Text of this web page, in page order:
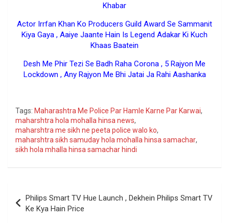
Khabar
Actor Irrfan Khan Ko Producers Guild Award Se Sammanit
Kiya Gaya , Aaiye Jaante Hain Is Legend Adakar Ki Kuch
Khaas Baatein
Desh Me Phir Tezi Se Badh Raha Corona , 5 Rajyon Me
Lockdown , Any Rajyon Me Bhi Jatai Ja Rahi Aashanka
Tags: Maharashtra Me Police Par Hamle Karne Par Karwai,
maharshtra hola mohalla hinsa news,
maharshtra me sikh ne peeta police walo ko,
maharshtra sikh samuday hola mohalla hinsa samachar,
sikh hola mhalla hinsa samachar hindi
navigation
Philips Smart TV Hue Launch , Dekhein Philips Smart TV
Ke Kya Hain Price